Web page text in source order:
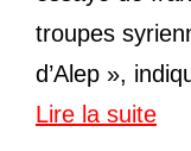
troupes
d’Alep »,
Lire la suite